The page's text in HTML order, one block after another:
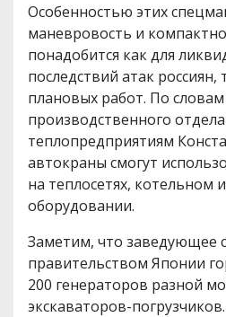
Особенностью этих
маневровость и
понадобится как для
последствий атак россиян,
плановых работ. По
производственного
теплопредприятиям
автокраны смогут
на теплосетях, котельном
оборудовании.
Заметим, что заведующее
правительством Японии
200 генераторов разной
экскаваторов-погрузчиков.